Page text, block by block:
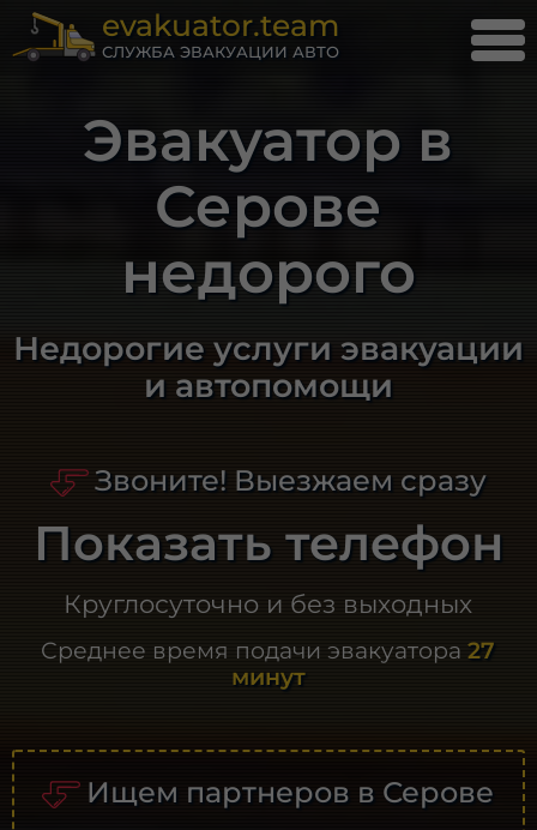
evakuator.team
СЛУЖБА ЭВАКУАЦИИ АВТО
Эвакуатор в
Серове
недорого
Недорогие услуги эвакуации
и автопомощи
Звоните! Выезжаем сразу
Показать телефон
Круглосуточно и без выходных
Среднее время подачи эвакуатора27
минут
Ищем партнеров в Серове